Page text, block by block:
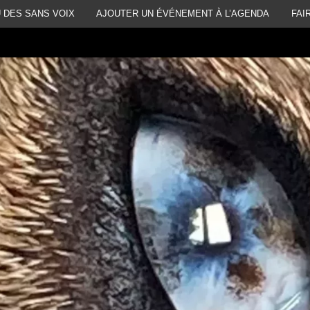
DES SANS VOIX AJOUTER UN ÉVÉNEMENT À L’AGENDA